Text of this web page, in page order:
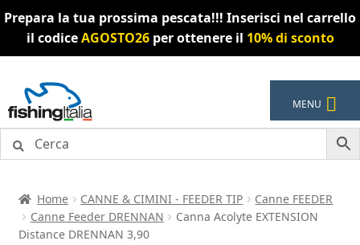
Prepara la tua prossima pescata!!! Inserisci nel carrello
il codiceAGOSTO26per ottenere il 10% di sconto
alla
navigazione
al
contenuto
MENU
Home CANNE & CIMINI - FEEDER TIP
Canne FEEDER
Canne Feeder DRENNAN
Canna Acolyte EXTENSION
Distance DRENNAN 3,90